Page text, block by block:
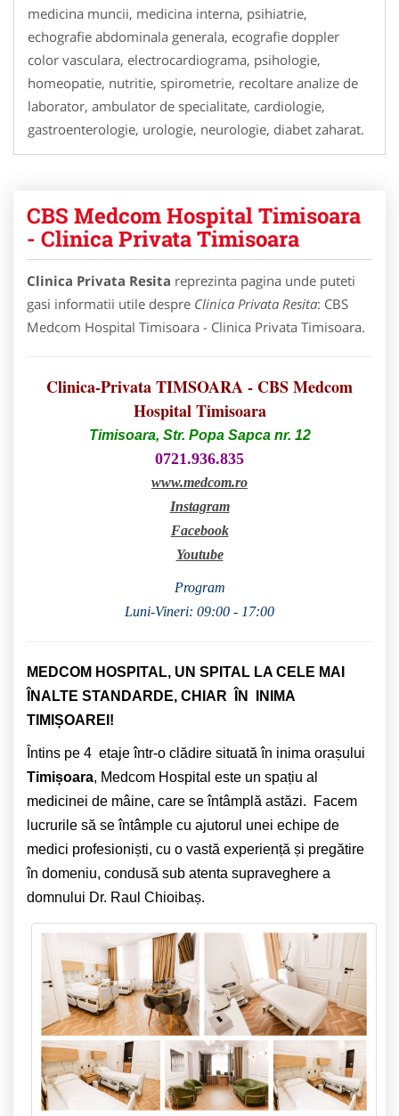
medicina muncii, medicina interna, psihiatrie,
echografie abdominala generala, ecografie doppler
color vasculara, electrocardiograma, psihologie,
homeopatie, nutritie, spirometrie, recoltare analize de
laborator, ambulator de specialitate, cardiologie,
gastroenterologie, urologie, neurologie, diabet zaharat.
CBS Medcom Hospital Timisoara
- Clinica Privata Timisoara
Clinica Privata Resita reprezinta pagina unde puteti
gasi informatii utile despre Clinica Privata Resita: CBS
Medcom Hospital Timisoara - Clinica Privata Timisoara.
Clinica-Privata TIMSOARA - CBS Medcom
Hospital Timisoara
Timisoara, Str. Popa Sapca nr. 12
0721.936.835
www.medcom.ro
Instagram
Facebook
Youtube
Program
Luni-Vineri: 09:00 - 17:00
MEDCOM HOSPITAL, UN SPITAL LA CELE MAI
ÎNALTE STANDARDE, CHIAR ÎN INIMA
TIMIȘOAREI!
Întins pe 4 etaje într-o clădire situată în inima orașului
Timișoara, Medcom Hospital este un spațiu al
medicinei de mâine, care se întâmplă astăzi. Facem
lucrurile să se întâmple cu ajutorul unei echipe de
medici profesioniști, cu o vastă experiență și pregătire
în domeniu, condusă sub atenta supraveghere a
domnului Dr. Raul Chioibaș.